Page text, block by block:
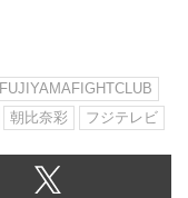
FUJIYAMAFIGHTCLUB
朝比奈彩 フジテレビ